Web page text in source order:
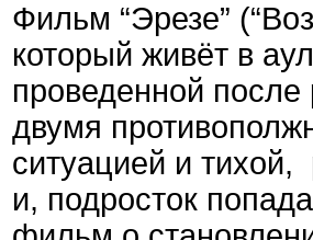
Фильм “Эрезе”
который живёт в
проведенной
двумя
ситуацией и
и, подросток